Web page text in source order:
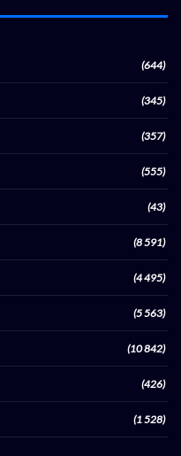
(644)
(345)
(357)
(555)
(43)
(8 591)
(4 495)
(5 563)
(10 842)
(426)
(1 528)